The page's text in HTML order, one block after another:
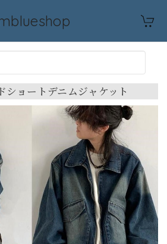
ョートデニムジャケット